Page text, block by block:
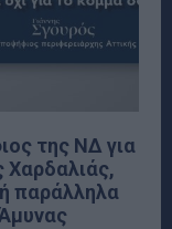
της ΝΔ για
Χαρδαλιάς,
παράλληλα